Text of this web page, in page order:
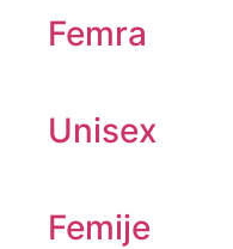
Femra
Unisex
Femije